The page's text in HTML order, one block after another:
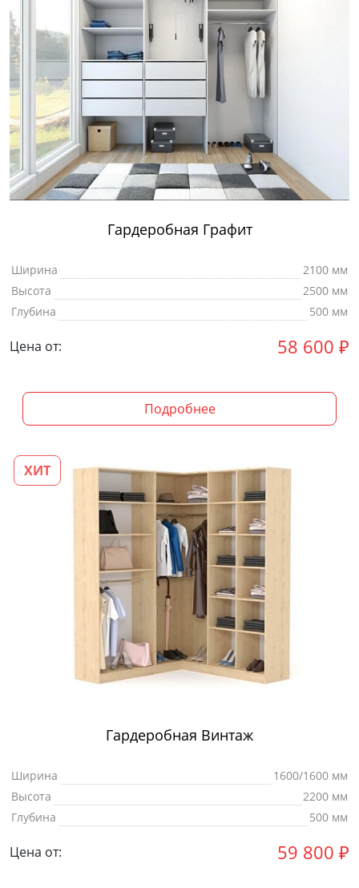
Гардеробная Графит
Ширина
2100 мм
Высота
2500 мм
Глубина
500 мм
Цена от: 58 600 ₽
Подробнее
ХИТ
Гардеробная Винтаж
Ширина
1600/1600 мм
Высота
2200 мм
Глубина
500 мм
Цена от: 59 800 ₽